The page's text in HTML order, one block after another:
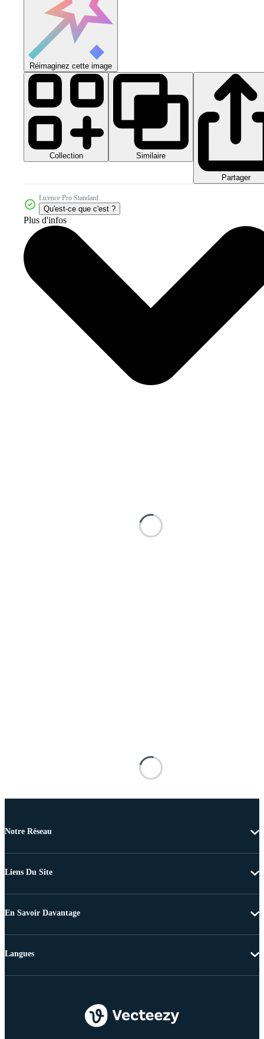
Réimaginez cette image
Collection Similaire
Partager
Licence Pro Standard
Qu'est-ce que c'est ?
Plus d'infos
Notre Réseau
Liens Du Site
En Savoir Davantage
Langues